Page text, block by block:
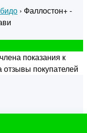
› Фаллостон+ -